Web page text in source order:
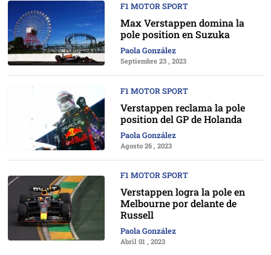
F1 MOTOR SPORT
Max Verstappen domina la
pole position en Suzuka
Paola González
Septiembre 23 , 2023
F1 MOTOR SPORT
Verstappen reclama la pole
position del GP de Holanda
Paola González
Agosto 26 , 2023
F1 MOTOR SPORT
Verstappen logra la pole en
Melbourne por delante de
Russell
Paola González
Abril 01 , 2023